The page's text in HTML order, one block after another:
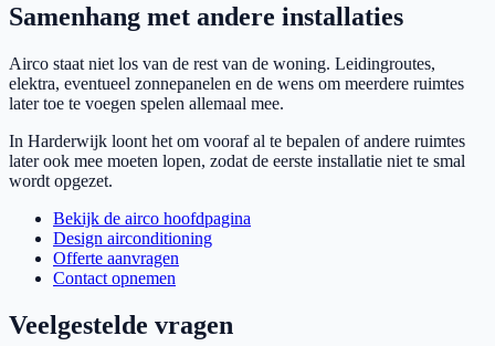
Samenhang met andere installaties
Airco staat niet los van de rest van de woning. Leidingroutes,
elektra, eventueel zonnepanelen en de wens om meerdere ruimtes
later toe te voegen spelen allemaal mee.
In Harderwijk loont het om vooraf al te bepalen of andere ruimtes
later ook mee moeten lopen, zodat de eerste installatie niet te smal
wordt opgezet.
Bekijk de airco hoofdpagina
Design airconditioning
Offerte aanvragen
Contact opnemen
Veelgestelde vragen